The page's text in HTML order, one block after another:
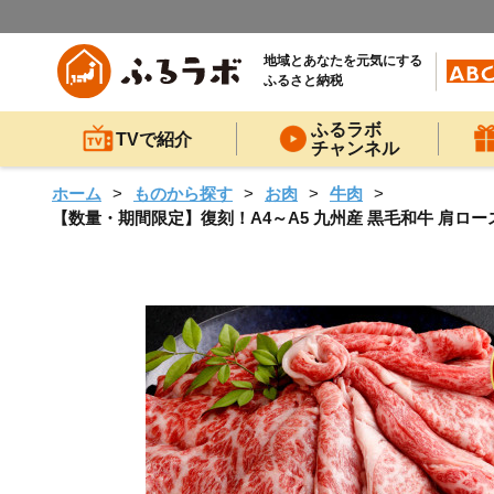
地域とあなたを元気にする
ふるさと納税
TVで紹介
ふるラボ
チャンネル
ホーム ものから探す お肉
牛肉
【数量・期間限定】復刻！A4～A5 九州産 黒毛和牛 肩ロ